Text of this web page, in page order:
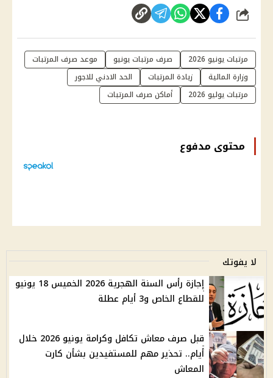
شارك
مرتبات يونيو 2026 صرف مرتبات يونيو
موعد صرف المرتبات
وزارة المالية
زيادة المرتبات
الحد الادني للاجور
مرتبات يوليو 2026
أماكن صرف المرتبات
محتوى مدفوع
لا يفوتك
إجازة رأس السنة الهجرية 2026 الخميس 18 يونيو
للقطاع الخاص و3 أيام عطلة
قبل صرف معاش تكافل وكرامة يونيو 2026 خلال
أيام.. تحذير مهم للمستفيدين بشأن كارت
المعاش